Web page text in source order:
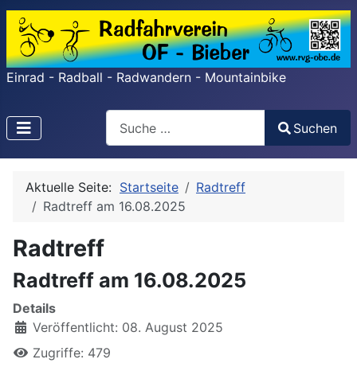
Einrad - Radball - Radwandern - Mountainbike
Search
Type 2 or more characters for results.
Suchen
Aktuelle Seite: Startseite
Radtreff
Radtreff am 16.08.2025
Radtreff
Radtreff am 16.08.2025
Details
Veröffentlicht: 08. August 2025
Zugriffe: 479